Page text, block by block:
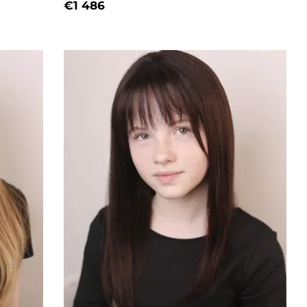
€1 486